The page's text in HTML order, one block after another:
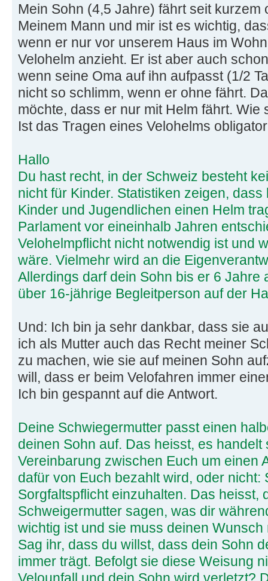
Mein Sohn (4,5 Jahre) fährt seit kurzem
Meinem Mann und mir ist es wichtig,
wenn er nur vor unserem Haus im
Velohelm anzieht. Er ist aber auch
wenn seine Oma auf ihn aufpasst (1/2
nicht so schlimm, wenn er ohne fährt.
möchte, dass er nur mit Helm fährt.
Ist das Tragen eines Velohelms
Hallo
Du hast recht, in der Schweiz besteht
nicht für Kinder. Statistiken zeigen,
Kinder und Jugendlichen einen Helm
Parlament vor eineinhalb Jahren
Velohelmpflicht nicht notwendig ist und
wäre. Vielmehr wird an die
Allerdings darf dein Sohn bis er 6 Jahre
über 16-jährige Begleitperson auf der
Und: Ich bin ja sehr dankbar, dass sie
ich als Mutter auch das Recht meiner
zu machen, wie sie auf meinen Sohn
will, dass er beim Velofahren immer
Ich bin gespannt auf die Antwort.
Deine Schwiegermutter passt einen
deinen Sohn auf. Das heisst, es handelt
Vereinbarung zwischen Euch um einen
dafür von Euch bezahlt wird, oder nicht:
Sorgfaltspflicht einzuhalten. Das heisst,
Schweigermutter sagen, was dir
wichtig ist und sie muss deinen
Sag ihr, dass du willst, dass dein Sohn
immer trägt. Befolgt sie diese Weisung
Velounfall und dein Sohn wird verletzt?